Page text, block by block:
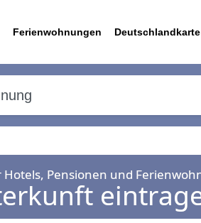
Ferienwohnungen Deutschlandkarte